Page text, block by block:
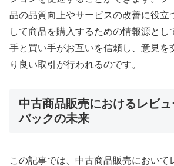
品の品質向上やサービスの改善に役立
して商品を購入するための情報源とし
手と買い手がお互いを信頼し、意見を
り良い取引が行われるのです。
中古商品販売におけるレビ
バックの未来
この記事では、中古商品販売において